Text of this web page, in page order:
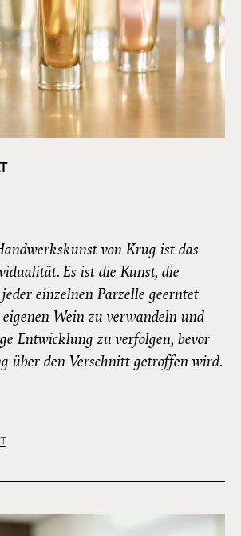
von Krug ist das
Es ist die Kunst, die
einzelnen Parzelle geerntet
Wein zu verwandeln und
Entwicklung zu verfolgen, bevor
über den Verschnitt getroffen wird.